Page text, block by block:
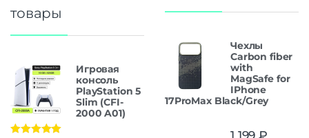
товары
Игровая
консоль
PlayStation 5
Slim (CFI-
2000 A01)
Чехлы
Carbon fiber
with
MagSafe for
IPhone
17ProMax Black/Grey
1 199 ₽